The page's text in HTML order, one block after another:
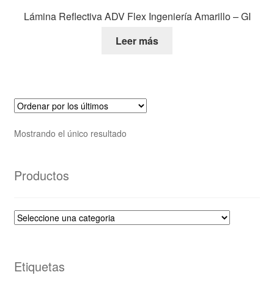
Lámina Reflectiva ADV Flex Ingeniería Amarillo – GI
Leer más
Mostrando el único resultado
Productos
Etiquetas